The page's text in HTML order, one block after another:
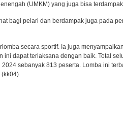
(UMKM) yang juga bisa
bagi pelari dan berdampak juga pada
secara sportif. Ia juga
ini dapat terlaksana dengan baik. Total
sebanyak 813 peserta. Lomba ini
(kk04).